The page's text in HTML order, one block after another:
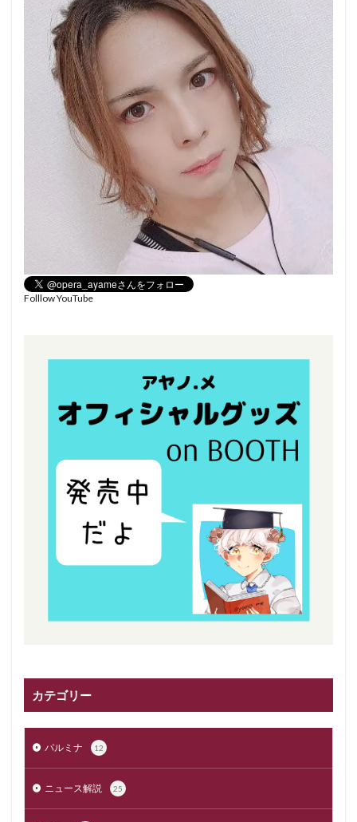
Folllow YouTube
カテゴリー
パルミナ 12
ニュース解説 25